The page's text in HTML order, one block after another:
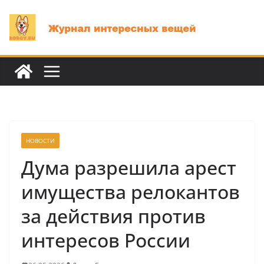
содержимому
НОВОСТИ
Дума разрешила арест
имущества релокантов
за действия против
интересов России